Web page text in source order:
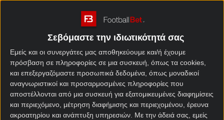
Σεβόμαστε την ιδιωτικότητά σας
Εμείς και οι συνεργάτες μας αποθηκεύουμε και/ή έχουμε
πρόσβαση σε πληροφορίες σε μια συσκευή, όπως τα cookies,
και επεξεργαζόμαστε προσωπικά δεδομένα, όπως μοναδικοί
αναγνωριστικοί και προσαρμοσμένες πληροφορίες που
αποστέλλονται από μια συσκευή για εξατομικευμένες διαφημίσεις
και περιεχόμενο, μέτρηση διαφήμισης και περιεχομένου, έρευνα
ακροατηρίου και ανάπτυξη υπηρεσιών. Με την άδειά σας, εμείς
απολογισμός του.
Κοιν. :
Πρόσθεσε το Footballbet.gr στην Google
ΣΤΟΙΧΗΜΑΤΙΚΕΣ ΠΡΟΣΦΟΡΕΣ *